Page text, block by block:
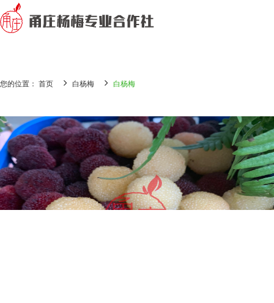
您的位置： 首页 白杨梅 白杨梅